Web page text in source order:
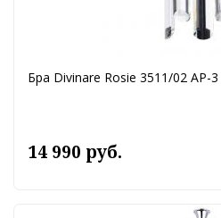
Бра Divinare Rosie 3511/02 AP-3
14 990 руб.